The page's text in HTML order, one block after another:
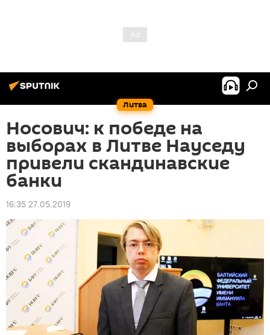
Литва
Носович: к победе на
выборах в Литве Науседу
привели скандинавские
банки
16:35 27.05.2019